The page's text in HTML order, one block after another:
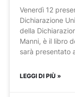
Venerdì 12
Dichiarazione
della
Manni, è il libro
sarà presentato
LEGGI DI PIÙ »